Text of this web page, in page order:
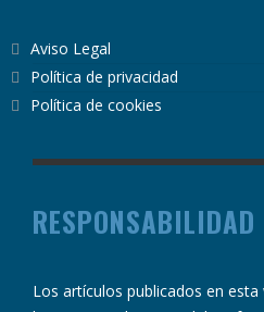
Aviso Legal
Política de privacidad
Política de cookies
RESPONSABILIDAD
Los artículos publicados en